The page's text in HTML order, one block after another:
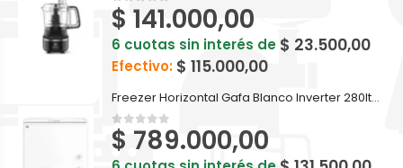
0out of 5
$ 141.000,00
6 cuotas sin interés de $ 23.500,00
Efectivo: $ 115.000,00
Freezer Horizontal Gafa Blanco Inverter 280lts FGHI300B-L
0out of 5
$ 789.000,00